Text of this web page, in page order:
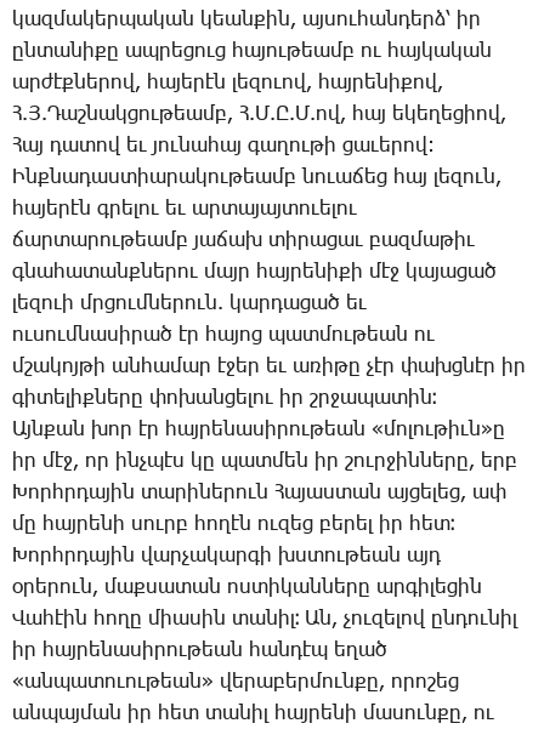
կազ­մա­կեր­պա­կան կեան­քին, այ­սու­հան­դերձ՝ իր
ըն­տա­նի­քը ապ­րե­ցուց հա­յու­թեամբ ու հայ­կա­կան
ար­ժէք­նե­րով, հա­յե­րէն լե­զուով, հայ­րե­նի­քով,
Հ.Յ.­Դաշ­նակ­ցու­թեամբ, Հ.Մ.Ը.Մ.ով, հայ ե­կե­ղե­ցիով,
­Հայ դա­տով եւ յու­նա­հայ գա­ղու­թի ցա­ւե­րով:
Ինք­նա­դաս­տիա­րա­կու­թեամբ նո­ւա­ճեց հայ լե­զուն,
հա­յե­րէն գրե­լու եւ ար­տա­յայ­տո­ւե­լու
ճար­տա­րու­թեամբ յա­ճախ տի­րա­ցաւ բազ­մա­թիւ
գնա­հա­տանք­նե­րու մայր հայ­րե­նի­քի մէջ կա­յա­ցած
լե­զո­ւի մրցում­նե­րուն. կար­դա­ցած եւ
ու­սում­նա­սի­րած էր հա­յոց պատ­մու­թեան ու
մշա­կոյ­թի ան­հա­մար է­ջեր եւ ա­ռի­թը չէր փախց­նէր իր
գի­տե­լիք­նե­րը փո­խան­ցե­լու իր շրջա­պա­տին։
Այն­քան խոր էր հայ­րե­նա­սի­րու­թեան «մո­լու­թիւն»ը
իր մէջ, որ ինչ­պէս կը պատ­մեն իր շուր­ջին­նե­րը, երբ
­Խորհր­դա­յին տա­րի­նե­րուն ­Հա­յաս­տան այ­ցե­լեց, ափ
մը հայ­րե­նի սուրբ հո­ղէն ու­զեց բե­րել իր հետ։
­Խորհր­դա­յին վար­չա­կար­գի խստու­թեան այդ
օ­րե­րուն, մաք­սա­տան ոս­տի­կան­նե­րը ար­գի­լե­ցին
­Վա­հէին հո­ղը միա­սին տա­նիլ։ Ան, չու­զե­լով ըն­դու­նիլ
իր հայ­րե­նա­սի­րու­թեան հան­դէպ ե­ղած
«ան­պա­տո­ւու­թեան» վե­րա­բեր­մուն­քը, ո­րո­շեց
ան­պայ­ման իր հետ տա­նիլ հայ­րե­նի մա­սուն­քը, ու